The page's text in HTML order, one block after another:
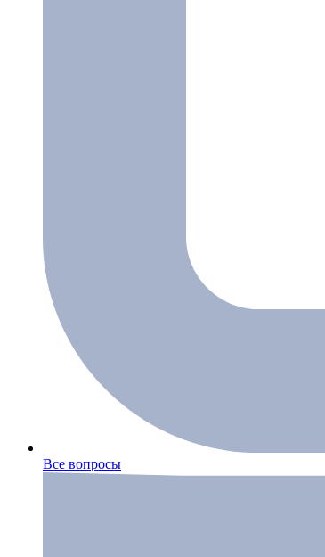
Все вопросы